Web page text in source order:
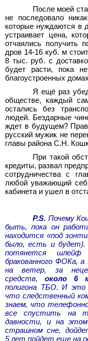
После моей
не последовало
которые нуждаются в
устраивает цена,
отчаялись получить
дров 14-16 куб. м
8 тыс. руб. с
будет расти, пока
благоустроенных
Я ещё раз
обществе, каждый
остались без
людей. Бездарные
ждет в будущем?
русский мужик не
главы района С.Н.
При такой
кредиты, развал
сотрудничества с
любой уважающий
кабинета и ушел в
P.S. Почему
быть, пока он
находится «под
было, есть и
потянется шлейф
бракованного ФОКа,
на ветер, за
средств, около 6
полигона ТБО. И это
что следственный
знаем, что
все спустить на
давности, и на
страшном сне,
5 лет пойдет еще на